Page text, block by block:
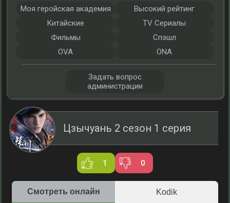
Цзычуань 2 сезон 1 серия
1 0
Смотреть онлайн Kodik
Моя геройская академия
Высокий рейтинг
Китайские
TV Сериалы
Фильмы
Спэшл
OVA
ONA
Задать вопрос
администрации